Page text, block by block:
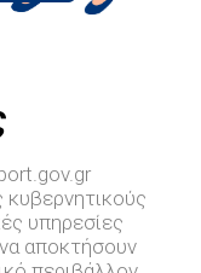
υπηρεσίες
αποκτήσουν